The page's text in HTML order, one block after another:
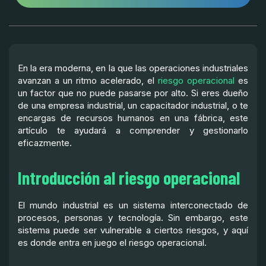
En la era moderna, en la que las operaciones industriales
avanzan a un ritmo acelerado, el riesgo operacional es
un factor que no puede pasarse por alto. Si eres dueño
de una empresa industrial, un capacitador industrial, o te
encargas de recursos humanos en una fábrica, este
artículo te ayudará a comprender y gestionarlo
eficazmente.
Introducción al riesgo operacional
El mundo industrial es un sistema interconectado de
procesos, personas y tecnología. Sin embargo, este
sistema puede ser vulnerable a ciertos riesgos, y aquí
es donde entra en juego el riesgo operacional.